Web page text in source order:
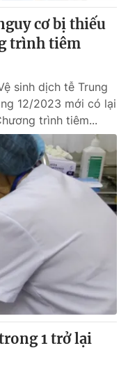
cơ bị thiếu
trình tiêm
sinh dịch tễ Trung
12/2023 mới có lại
trình tiêm...
1 trở lại